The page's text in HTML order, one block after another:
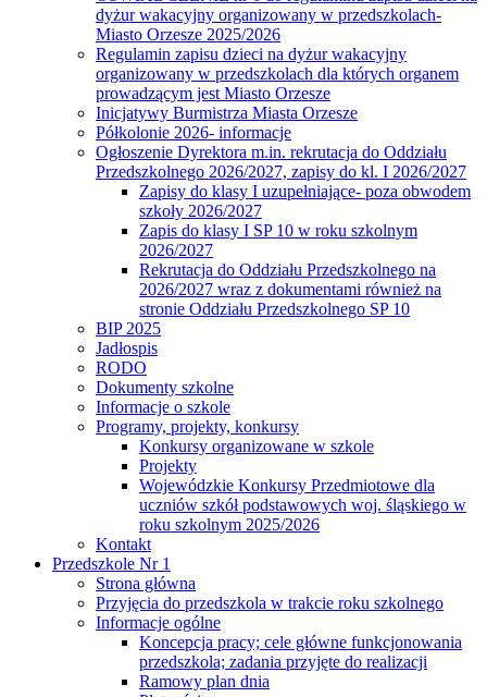
dyżur wakacyjny organizowany w przedszkolach-
Miasto Orzesze 2025/2026
Regulamin zapisu dzieci na dyżur wakacyjny
organizowany w przedszkolach dla których organem
prowadzącym jest Miasto Orzesze
Inicjatywy Burmistrza Miasta Orzesze
Półkolonie 2026- informacje
Ogłoszenie Dyrektora m.in. rekrutacja do Oddziału
Przedszkolnego 2026/2027, zapisy do kl. I 2026/2027
Zapisy do klasy I uzupełniające- poza obwodem
szkoły 2026/2027
Zapis do klasy I SP 10 w roku szkolnym
2026/2027
Rekrutacja do Oddziału Przedszkolnego na
2026/2027 wraz z dokumentami również na
stronie Oddziału Przedszkolnego SP 10
BIP 2025
Jadłospis
RODO
Dokumenty szkolne
Informacje o szkole
Programy, projekty, konkursy
Konkursy organizowane w szkole
Projekty
Wojewódzkie Konkursy Przedmiotowe dla
uczniów szkół podstawowych woj. śląskiego w
roku szkolnym 2025/2026
Kontakt
Przedszkole Nr 1
Strona główna
Przyjęcia do przedszkola w trakcie roku szkolnego
Informacje ogólne
Koncepcja pracy; cele główne funkcjonowania
przedszkola; zadania przyjęte do realizacji
Ramowy plan dnia